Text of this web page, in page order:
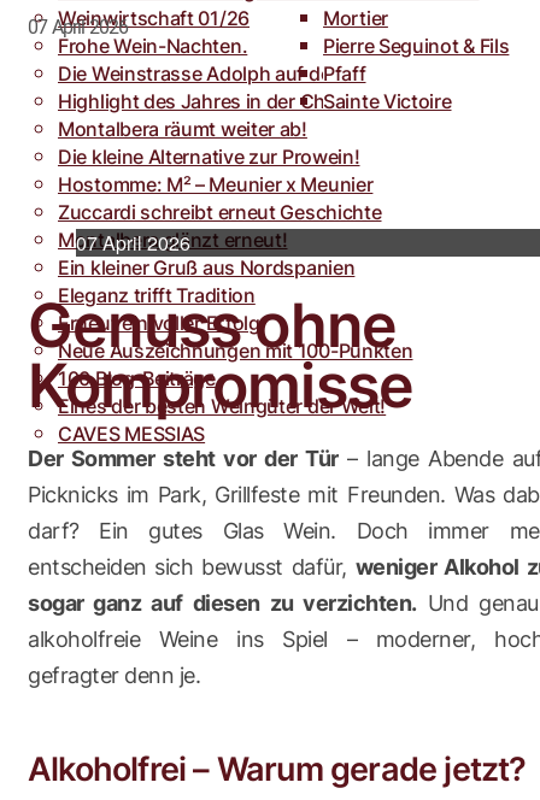
Weinwirtschaft 01/26
Frohe Wein-Nachten.
Die Weinstrasse Adolph auf der weinFACH
Highlight des Jahres in der Champagne.
Montalbera räumt weiter ab!
Die kleine Alternative zur Prowein!
Hostomme: M² – Meunier x Meunier
Zuccardi schreibt erneut Geschichte
Montalbera glänzt erneut!
Ein kleiner Gruß aus Nordspanien
Eleganz trifft Tradition
Erneut ein voller Erfolg
Neue Auszeichnungen mit 100-Punkten
100 Blog-Beiträge
Eines der besten Weingüter der Welt!
CAVES MESSIAS
Toro
Rocca dei Forti
Villa Armellina
Mortier
Pierre Seguinot & Fils
Pfaff
Sainte Victoire
07 April 2026
07 April 2026
Genuss ohne
Kompromisse
Der Sommer steht vor der Tür– lange Abende
Picknicks im Park, Grillfeste mit Freunden. Was
darf? Ein gutes Glas Wein. Doch immer
entscheiden sich bewusst dafür, weniger Alkohol
sogar ganz auf diesen zu verzichten.Und
alkoholfreie Weine ins Spiel – moderner,
gefragter denn je.
Alkoholfrei – Warum gerade jetzt?